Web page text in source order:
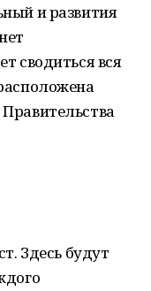
и развития
сводиться вся
Здесь будут